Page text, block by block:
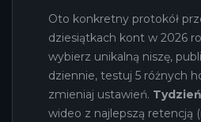
Oto konkretny protokół
dziesiątkach kont w 2026
wybierz unikalną niszę,
dziennie, testuj 5 różnych
zmieniaj ustawień.
wideo z najlepszą retencją